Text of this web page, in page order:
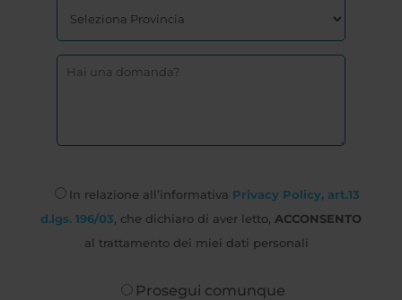
In relazione all’informativa Privacy Policy, art.13
d.lgs. 196/03, che dichiaro di aver letto, ACCONSENTO
al trattamento dei miei dati personali
Prosegui comunque